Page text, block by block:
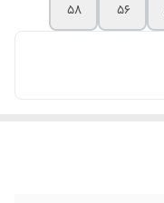
56
58